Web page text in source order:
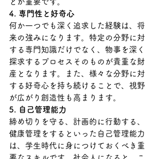
4. 専門性と好奇心
何か一つでも深く追求した経験は、将
来の強みになります。特定の分野に対
する専門知識だけでなく、物事を深く
探求するプロセスそのものが貴重な財
産となります。また、様々な分野に対
する好奇心を持ち続けることで、視野
が広がり創造性も高まります。
5. 自己管理能力
締め切りを守る、計画的に行動する、
健康管理をするといった自己管理能力
は、学生時代に身につけておくべき重
要なスキルです。社会人になると、こ